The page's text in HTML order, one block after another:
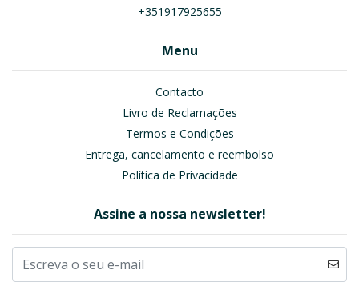
+351917925655
Menu
Contacto
Livro de Reclamações
Termos e Condições
Entrega, cancelamento e reembolso
Política de Privacidade
Assine a nossa newsletter!